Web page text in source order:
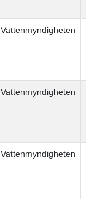
Vattenmyndigheten
Vattenmyndigheten
Vattenmyndigheten